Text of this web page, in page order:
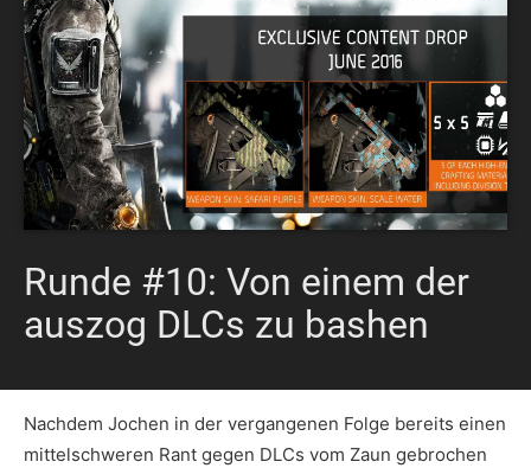
Runde #10: Von einem der
auszog DLCs zu bashen
Nachdem Jochen in der vergangenen Folge bereits einen
mittelschweren Rant gegen DLCs vom Zaun gebrochen